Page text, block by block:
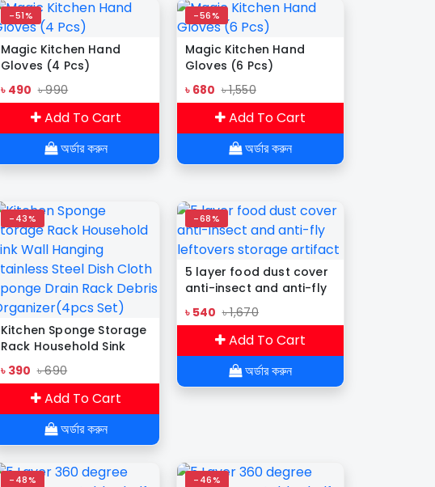
-51%
Magic Kitchen Hand
Gloves (4 Pcs)
৳ 490 ৳ 990
Add To Cart
অর্ডার করুন
-56%
Magic Kitchen Hand
Gloves (6 Pcs)
৳ 680 ৳ 1,550
Add To Cart
অর্ডার করুন
-43%
Kitchen Sponge Storage
Rack Household Sink
Wall Hanging Stainless
Steel Dish Cloth Sponge
Drain Rack Debris
Organizer(4pcs Set)
৳ 390 ৳ 690
Add To Cart
অর্ডার করুন
-68%
5 layer food dust cover
anti-insect and anti-fly
leftovers storage
artifact
৳ 540 ৳ 1,670
Add To Cart
অর্ডার করুন
-48% -46%